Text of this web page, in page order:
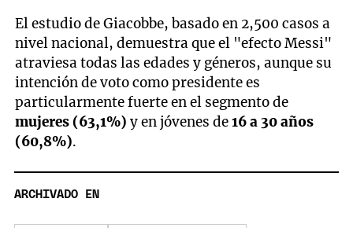
El estudio de Giacobbe, basado en 2,500 casos a
nivel nacional, demuestra que el "efecto Messi"
atraviesa todas las edades y géneros, aunque su
intención de voto como presidente es
particularmente fuerte en el segmento de
mujeres (63,1%) y en jóvenes de16 a 30 años
(60,8%).
ARCHIVADO EN